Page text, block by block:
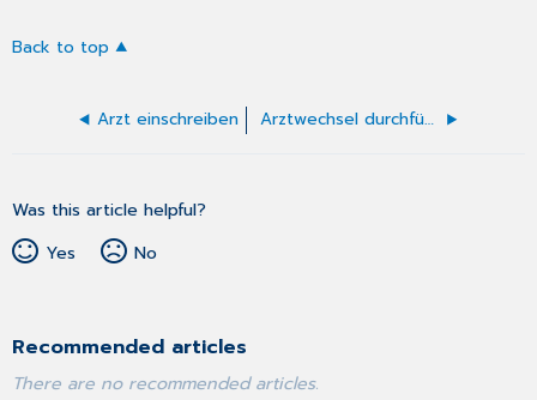
Back to top
Arzt einschreiben Arztwechsel durchführen
Was this article helpful?
Yes
No
Recommended articles
There are no recommended articles.